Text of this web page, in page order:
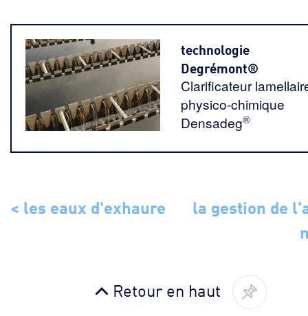
technologie
Degrémont®
Clarificateur
physico-chimique
Densadeg®
< les eaux d'exhaure
la gestion de
Retour en haut